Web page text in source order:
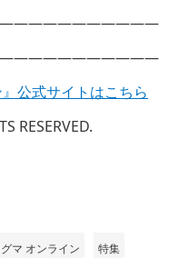
公式サイトはこちら
RESERVED.
マ オンライン 特集